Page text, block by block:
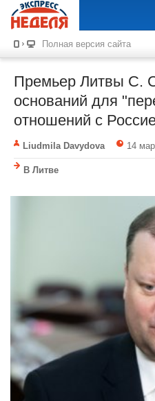
Полная версия сайта
Премьер Литвы С.
оснований для
отношений с
Liudmila Davydova 14
В Литве